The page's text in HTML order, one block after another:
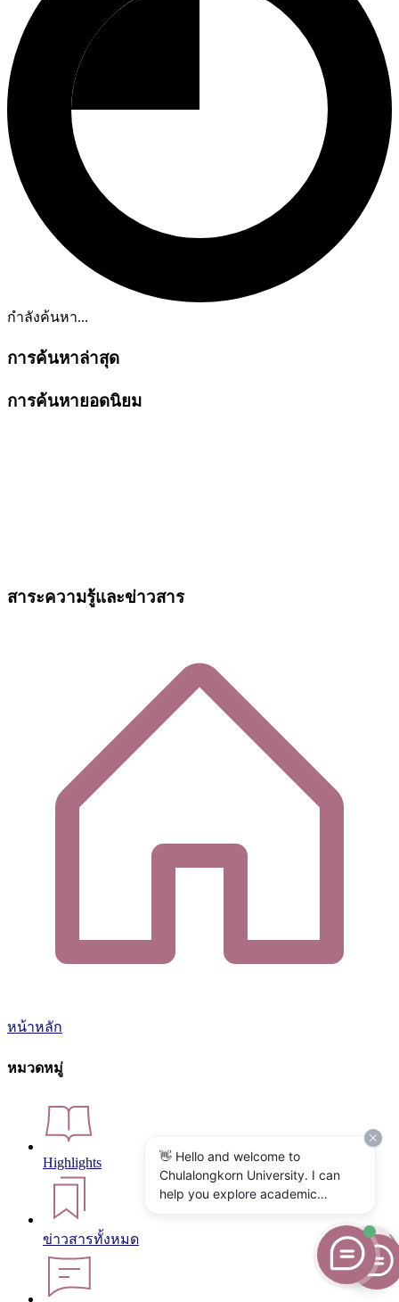
กำลังค้นหา...
การค้นหาล่าสุด
การค้นหายอดนิยม
สาระความรู้และข่าวสาร
หน้าหลัก
หมวดหมู่
Highlights
ข่าวสารทั้งหมด
👋 Hello and welcome to
Chulalongkorn University. I can
help you explore academic